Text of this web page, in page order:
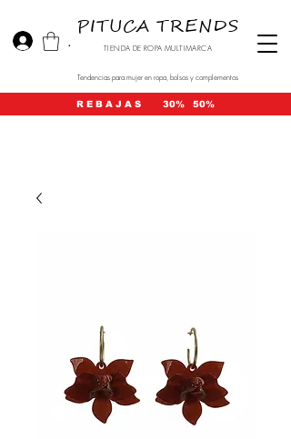
.
PITUCA TRENDS
TIENDA DE ROPA MULTIMARCA
Tendencias para mujer en ropa, bolsos y complementos
R E B A J A S 30% 50%